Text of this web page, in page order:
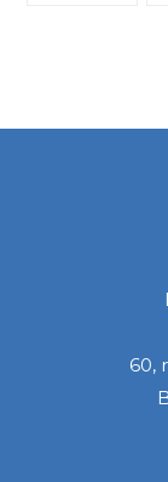
60,